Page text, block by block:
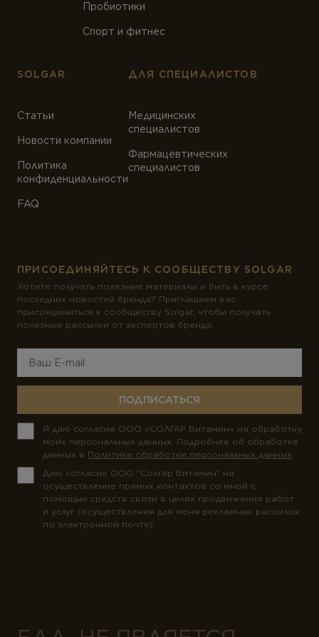
Пробиотики
Спорт и фитнес
SOLGAR
Статьи
Новости компании
Политика
конфиденциальности
FAQ
ДЛЯ СПЕЦИАЛИСТОВ
Медицинских
специалистов
Фармацевтических
специалистов
ПРИСОЕДИНЯЙТЕСЬ К СООБЩЕСТВУ SOLGAR
Хотите получать полезные материалы и быть в курсе
последних новостей бренда? Приглашаем вас
присоединиться к сообществу Solgar, чтобы получать
полезные рассылки от экспертов бренда:
ПОДПИСАТЬСЯ
Я даю согласие ООО «СОЛГАР Витамин» на обработку
моих персональных данных. Подробнее об обработке
данных в Политике обработки персональных данных.
Даю согласие ООО "Солгар Витамин" на
осуществление прямых контактов со мной с
помощью средств связи в целях продвижения работ
и услуг (осуществления для меня рекламных рассылок
по электронной почте).